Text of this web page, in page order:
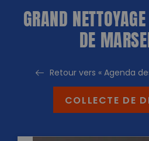
GRAND
DE
Retour vers « Agenda
COLLECTE DE